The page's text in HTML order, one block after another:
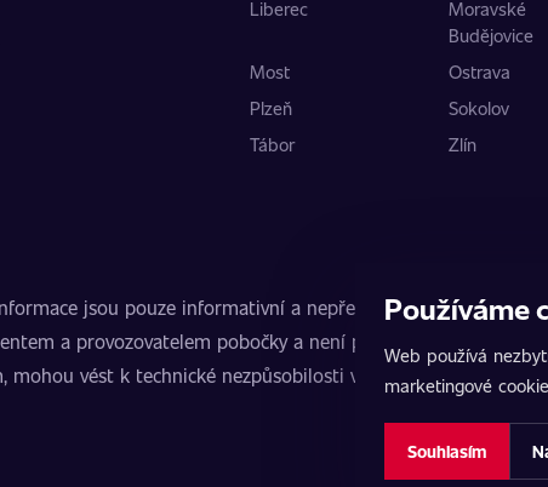
Liberec
Moravské
Budějovice
Most
Ostrava
Plzeň
Sokolov
Tábor
Zlín
jsou pouze informativní a nepředstavují veřejnou
a provozovatelem pobočky a není poskytovatelem
mohou vést k technické nezpůsobilosti vozidla k provozu na
Používáme
Web používá
marketingové
Souhlasím